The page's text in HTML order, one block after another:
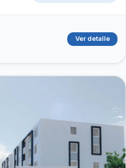
Ver detalle